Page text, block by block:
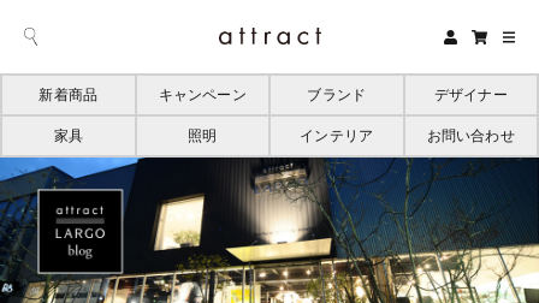
新着商品 キャンペーン ブランド デザイナー
家具 照明 インテリア お問い合わせ